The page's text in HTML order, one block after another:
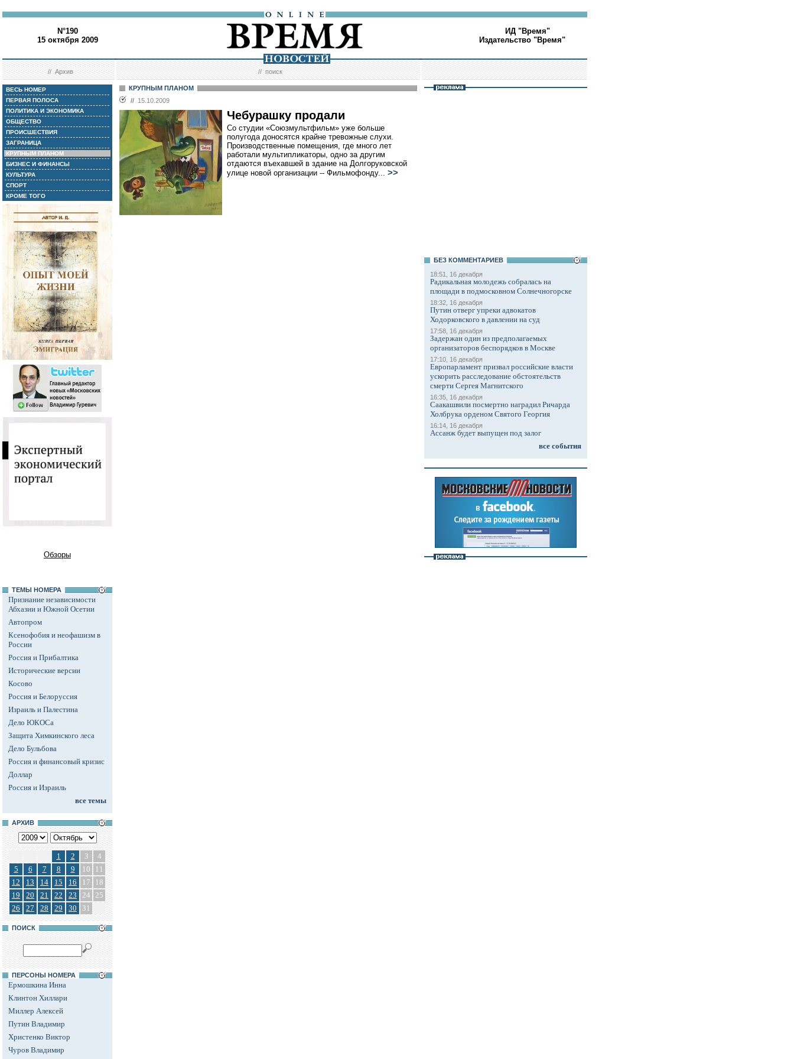
N°190
15 октября 2009
ИД "Время"
Издательство "Время"
//Архив //поиск
ВЕСЬ НОМЕР
ПЕРВАЯ ПОЛОСА
ПОЛИТИКА И ЭКОНОМИКА
ОБЩЕСТВО
ПРОИСШЕСТВИЯ
ЗАГРАНИЦА
КРУПНЫМ ПЛАНОМ
БИЗНЕС И ФИНАНСЫ
КУЛЬТУРА
СПОРТ
КРОМЕ ТОГО
Обзоры
ТЕМЫ НОМЕРА
Признание независимости
Абхазии и Южной Осетии
Автопром
Ксенофобия и неофашизм в
России
Россия и Прибалтика
Исторические версии
Косово
Россия и Белоруссия
Израиль и Палестина
Дело ЮКОСа
Защита Химкинского леса
Дело Бульбова
Россия и финансовый кризис
Доллар
Россия и Израиль
все темы
АРХИВ
1 2 3
4
5
6 7 8 9 10
11
12
13 14 15 16 17
18
19
20 21 22 23 24 25
26
27 28 29 30 31
ПОИСК
ПЕРСОНЫ НОМЕРА
Ермошкина Инна
Клинтон Хиллари
Миллер Алексей
Путин Владимир
Христенко Виктор
Чуров Владимир
КРУПНЫМ ПЛАНОМ
// 15.10.2009
Чебурашку продали
Со студии «Союзмультфильм» уже больше
полугода доносятся крайне тревожные слухи.
Производственные помещения, где много лет
работали мультипликаторы, одно за другим
отдаются въехавшей в здание на Долгоруковской
улице новой организации -- Фильмофонду... >>
БЕЗ КОМMЕНТАРИЕВ
18:51, 16 декабря
Радикальная молодежь собралась на
площади в подмосковном Солнечногорске
18:32, 16 декабря
Путин отверг упреки адвокатов
Ходорковского в давлении на суд
17:58, 16 декабря
Задержан один из предполагаемых
организаторов беспорядков в Москве
17:10, 16 декабря
Европарламент призвал российские власти
ускорить расследование обстоятельств
смерти Сергея Магнитского
16:35, 16 декабря
Саакашвили посмертно наградил Ричарда
Холбрука орденом Святого Георгия
16:14, 16 декабря
Ассанж будет выпущен под залог
все события